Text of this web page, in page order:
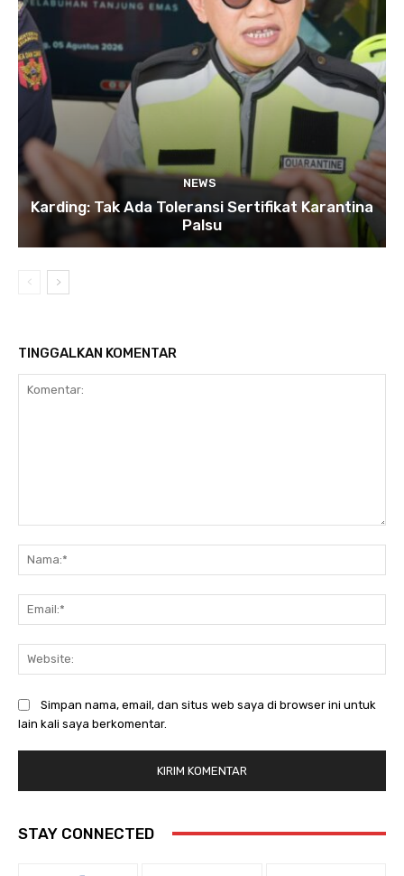
NEWS
Karding: Tak Ada Toleransi Sertifikat Karantina
Palsu
TINGGALKAN KOMENTAR
Simpan nama, email, dan situs web saya di browser ini untuk
lain kali saya berkomentar.
STAY CONNECTED